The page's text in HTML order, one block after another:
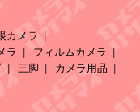
カメラ
ラ
フィルムカメラ
三脚 カメラ用品